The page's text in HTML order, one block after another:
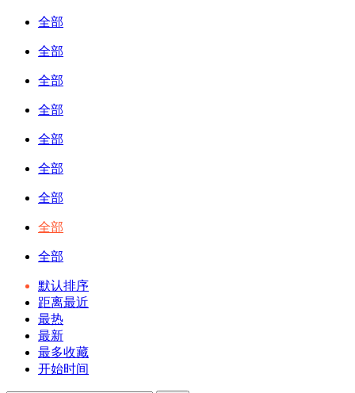
全部
全部
全部
全部
全部
全部
全部
全部
全部
默认排序
距离最近
最热
最新
最多收藏
开始时间